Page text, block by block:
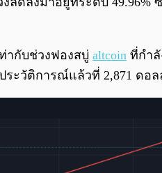
ากับช่วงฟองสบู่ altcoin ที่กำลั
วัติการณ์แล้วที่ 2,871 ดอล